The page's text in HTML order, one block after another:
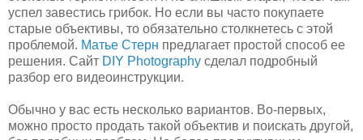
успел завестись грибок. Но если вы часто покупаете
старые объективы, то обязательно столкнетесь с этой
проблемой. Матье Стерн предлагает простой способ ее
решения. Сайт DIY Photography сделал подробный
разбор его видеоинструкции.
Обычно у вас есть несколько вариантов. Во-первых,
можно просто продать такой объектив и поискать другой,